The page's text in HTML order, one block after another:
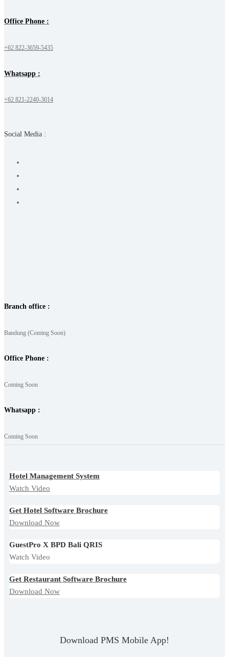
Office Phone :
+62 822-3659-5435
Whatsapp :
+62 821-2240-3014
Social Media :
Branch office :
Bandung (Coming Soon)
Office Phone :
Coming Soon
Whatsapp :
Coming Soon
Hotel Management System
Watch Video
Get Hotel Software Brochure
Download Now
GuestPro X BPD Bali QRIS
Watch Video
Get Restaurant Software Brochure
Download Now
Download PMS Mobile App!